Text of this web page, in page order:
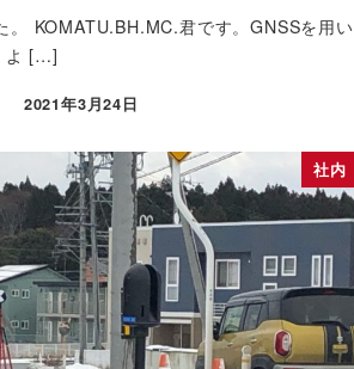
。 KOMATU.BH.MC.君です。GNSSを用い
よ […]
投稿日
2021年3月24日
社内